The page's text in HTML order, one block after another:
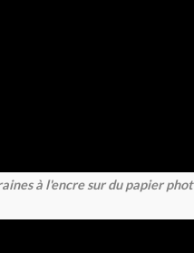
à l'encre sur du papier